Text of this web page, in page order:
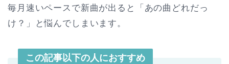
毎月速いペースで新曲が出ると「あの曲どれだっ
け？」と悩んでしまいます。
この記事以下の人におすすめ